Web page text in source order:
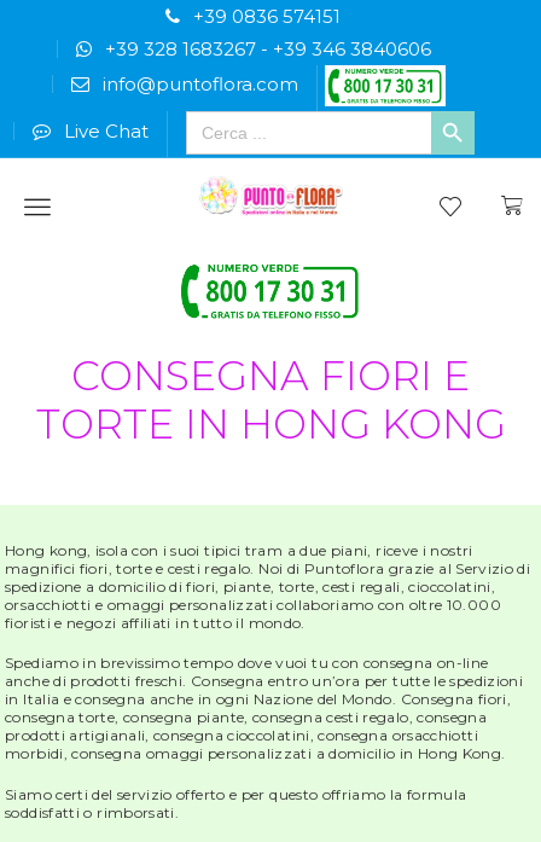
+39 0836 574151
+39 328 1683267- +39 346 3840606
info@puntoflora.com
Live Chat
Search
for:
Menu
CONSEGNA FIORI E
TORTE IN HONG KONG
Hong kong, isola con i suoi tipici tram a due piani, riceve i nostri
magnifici fiori, torte e cesti regalo. Noi di Puntoflora grazie al Servizio di
spedizione a domicilio di fiori, piante, torte, cesti regali, cioccolatini,
orsacchiotti e omaggi personalizzati collaboriamo con oltre 10.000
fioristi e negozi affiliati in tutto il mondo.
Spediamo in brevissimo tempo dove vuoi tu con consegna on-line
anche di prodotti freschi. Consegna entro un’ora per tutte le spedizioni
in Italia e consegna anche in ogni Nazione del Mondo. Consegna fiori,
consegna torte, consegna piante, consegna cesti regalo, consegna
prodotti artigianali, consegna cioccolatini, consegna orsacchiotti
morbidi, consegna omaggi personalizzati a domicilio in Hong Kong.
Siamo certi del servizio offerto e per questo offriamo la formula
soddisfatti o rimborsati.